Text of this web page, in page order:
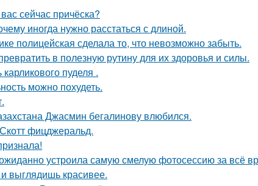
сейчас причёска?
иногда нужно расстаться с длиной.
полицейская сделала то, что невозможно забыть.
в полезную рутину для их здоровья и силы.
пуделя .
можно похудеть.
Джасмин бегалинову влюбился.
фицджеральд.
устроила самую смелую фотосессию за всё
выглядишь красивее.